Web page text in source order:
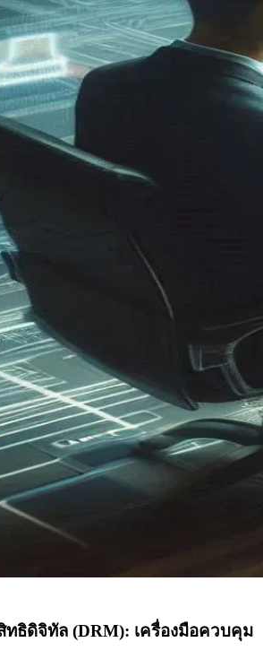
ทธิดิจิทัล (DRM): เครื่องมือควบคุม